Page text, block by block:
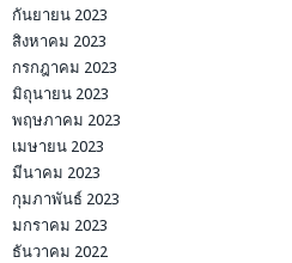
กันยายน 2023
สิงหาคม 2023
กรกฎาคม 2023
มิถุนายน 2023
พฤษภาคม 2023
เมษายน 2023
มีนาคม 2023
กุมภาพันธ์ 2023
มกราคม 2023
ธันวาคม 2022